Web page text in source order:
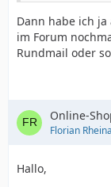
Dann habe ich
im Forum
Rundmail oder
Online-
Florian
Hallo,